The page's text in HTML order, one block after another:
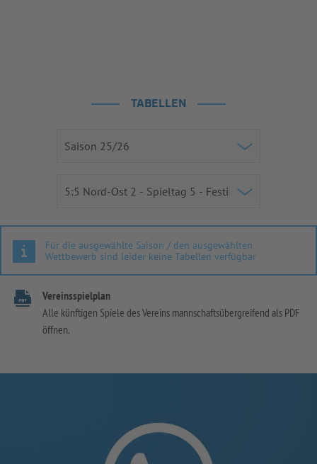
TABELLEN
Für die ausgewählte Saison / den ausgewählten
Wettbewerb sind leider keine Tabellen verfügbar
Vereinsspielplan
Alle künftigen Spiele des Vereins mannschaftsübergreifend als PDF
öffnen.